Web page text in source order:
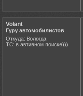
Volant
Гуру автомобилистов
Откуда: Вологда
ТС: в автивном поиске)))